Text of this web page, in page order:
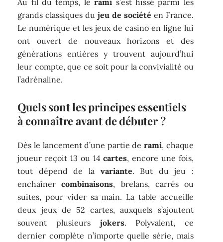
grands classiques dujeu de société en France.
Le numérique et les jeux de casino en ligne lui
ont ouvert de nouveaux horizons et des
générations entières y trouvent aujourd’hui
leur compte, que ce soit pour la convivialité ou
l’adrénaline.
Quels sont les principes essentiels
à connaître avant de débuter ?
Dès le lancement d’une partie derami, chaque
joueur reçoit 13 ou 14cartes, encore une fois,
tout dépend de la variante. But du jeu :
enchaînercombinaisons, brelans, carrés ou
suites, pour vider sa main. La table accueille
deux jeux de 52 cartes, auxquels s’ajoutent
souvent plusieurs jokers. Polyvalent, ce
dernier complète n’importe quelle série, mais